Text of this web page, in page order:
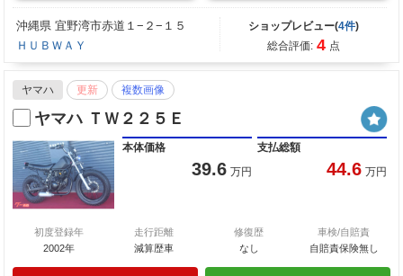
沖縄県 宜野湾市赤道１−２−１５
ＨＵＢＷＡＹ
ショップレビュー(4件)
総合評価: 4 点
ヤマハ 更新 複数画像
ヤマハ ＴＷ２２５Ｅ
本体価格
39.6 万円
支払総額
44.6 万円
初度登録年
2002年
走行距離
減算歴車
修復歴
なし
車検/自賠責
自賠責保険無し